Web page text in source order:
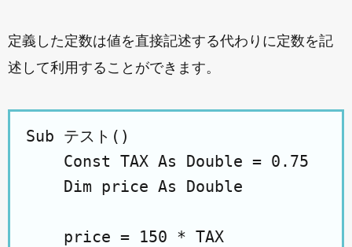
定義した定数は値を直接記述する代わりに定数を記
述して利用することができます。
Sub テスト()
    Const TAX As Double = 0.75
    Dim price As Double
    price = 150 * TAX